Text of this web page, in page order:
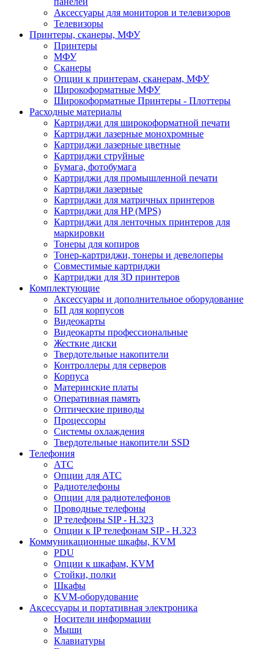
Аксессуары для мониторов и телевизоров
Телевизоры
Принтеры, сканеры, МФУ
Принтеры
МФУ
Сканеры
Опции к принтерам, сканерам, МФУ
Широкоформатные МФУ
Широкоформатные Принтеры - Плоттеры
Расходные материалы
Картриджи для широкоформатной печати
Картриджи лазерные монохромные
Картриджи лазерные цветные
Картриджи струйные
Бумага, фотобумага
Картриджи для промышленной печати
Картриджи лазерные
Картриджи для матричных принтеров
Картриджи для HP (MPS)
Картриджи для ленточных принтеров для
маркировки
Тонеры для копиров
Тонер-картриджи, тонеры и девелоперы
Совместимые картриджи
Картриджи для 3D принтеров
Комплектующие
Аксессуары и дополнительное оборудование
БП для корпусов
Видеокарты
Видеокарты профессиональные
Жесткие диски
Твердотельные накопители
Контроллеры для серверов
Корпуса
Материнские платы
Оперативная память
Оптические приводы
Процессоры
Системы охлаждения
Твердотельные накопители SSD
Телефония
АТС
Опции для АТС
Радиотелефоны
Опции для радиотелефонов
Проводные телефоны
IP телефоны SIP - H.323
Опции к IP телефонам SIP - H.323
Коммуникационные шкафы, KVM
PDU
Опции к шкафам, KVM
Стойки, полки
Шкафы
KVM-оборудование
Аксессуары и портативная электроника
Носители информации
Мыши
Клавиатуры